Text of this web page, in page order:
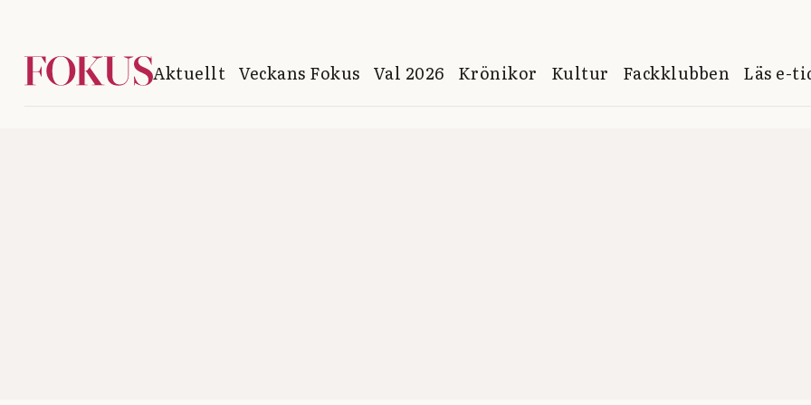
Aktuellt Veckans Fokus Val 2026 Krönikor Kultur Fackklubben Läs e-